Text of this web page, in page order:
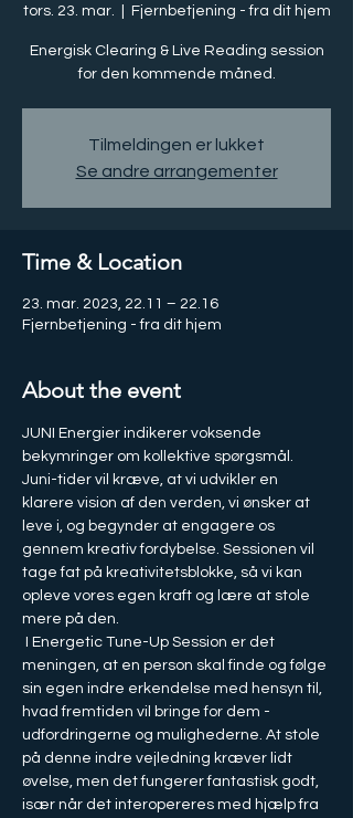
tors. 23. mar. Fjernbetjening - fra dit hjem
Energisk Clearing & Live Reading session
for den kommende måned.
Tilmeldingen er lukket
Se andre arrangementer
Time & Location
23. mar. 2023, 22.11 – 22.16
Fjernbetjening - fra dit hjem
About the event
JUNI Energier indikerer voksende
bekymringer om kollektive spørgsmål.
Juni-tider vil kræve, at vi udvikler en
klarere vision af den verden, vi ønsker at
leve i, og begynder at engagere os
gennem kreativ fordybelse. Sessionen vil
tage fat på kreativitetsblokke, så vi kan
opleve vores egen kraft og lære at stole
mere på den.
meningen, at en person skal finde og følge
sin egen indre erkendelse med hensyn til,
hvad fremtiden vil bringe for dem -
udfordringerne og mulighederne. At stole
på denne indre vejledning kræver lidt
øvelse, men det fungerer fantastisk godt,
især når det interopereres med hjælp fra